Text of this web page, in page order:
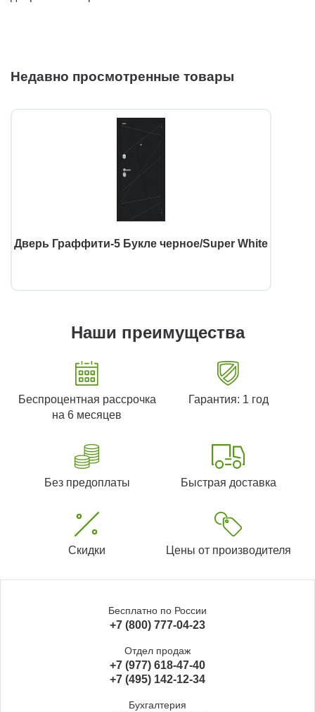
Недавно просмотренные товары
Дверь Граффити-5 Букле черное/Super White
Наши преимущества
Беспроцентная рассрочка
на 6 месяцев
Гарантия: 1 год
Без предоплаты Быстрая доставка
Скидки Цены от производителя
Бесплатно по России
+7 (800) 777-04-23
Отдел продаж
+7 (977) 618-47-40
+7 (495) 142-12-34
Бухгалтерия